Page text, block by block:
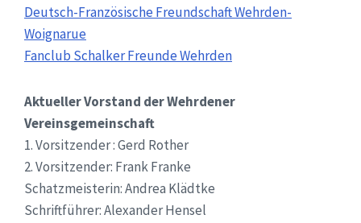
Deutsch-Französische Freundschaft Wehrden-
Woignarue
Fanclub Schalker Freunde Wehrden
Aktueller Vorstand der Wehrdener
Vereinsgemeinschaft
1. Vorsitzender : Gerd Rother
2. Vorsitzender: Frank Franke
Schatzmeisterin: Andrea Klädtke
Schriftführer: Alexander Hensel